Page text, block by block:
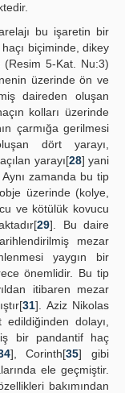
bu işaretin bir
biçiminde, dikey
(Resim 5-Kat. Nu:3)
üzerinde ön ve
daireden oluşan
kolları üzerinde
çarmığa gerilmesi
dört yarayı,
yarayı[28] yani
Aynı zamanda bu tip
üzerinde (kolye,
ve kötülük kovucu
29]. Bu daire
mezar
yaygın bir
önemlidir. Bu tip
itibaren mezar
31]. Aziz Nikolas
dolayı,
bir pandantif haç
], Corinth[35] gibi
ele geçmiştir.
bakımından